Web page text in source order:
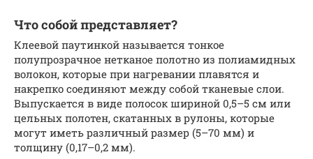
Что собой представляет?
Клеевой паутинкой называется тонкое
полупрозрачное нетканое полотно из полиамидных
волокон, которые при нагревании плавятся и
накрепко соединяют между собой тканевые слои.
Выпускается в виде полосок шириной 0,5–5 см или
цельных полотен, скатанных в рулоны, которые
могут иметь различный размер (5–70 мм) и
толщину (0,17–0,2 мм).